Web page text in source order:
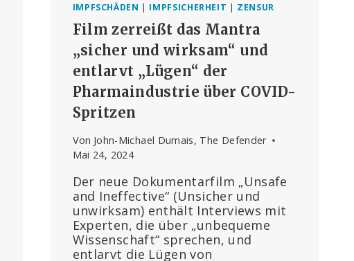
IMPFSCHÄDEN | IMPFSICHERHEIT | ZENSUR
Film zerreißt das Mantra
„sicher und wirksam“ und
entlarvt „Lügen“ der
Pharmaindustrie über COVID-
Spritzen
Von John-Michael Dumais, The Defender
Mai 24, 2024
Der neue Dokumentarfilm „Unsafe
and Ineffective“ (Unsicher und
unwirksam) enthält Interviews mit
Experten, die über „unbequeme
Wissenschaft“ sprechen, und
entlarvt die Lügen von